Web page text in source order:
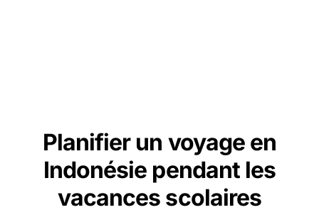
Planifier un voyage en
Indonésie pendant les
vacances scolaires